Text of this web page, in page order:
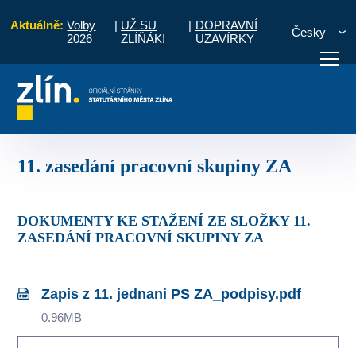
Aktuálně: Volby
2026
| UŽ SU
ZLÍŇÁK!
| DOPRAVNÍ
UZAVÍRKY
Česky
Potřebuji zaplatit
11. zasedání pracovní skupiny ZA
DOKUMENTY KE STAŽENÍ ZE SLOŽKY 11.
ZASEDÁNÍ PRACOVNÍ SKUPINY ZA
Zapis z 11. jednani PS ZA_podpisy.pdf
0.96MB